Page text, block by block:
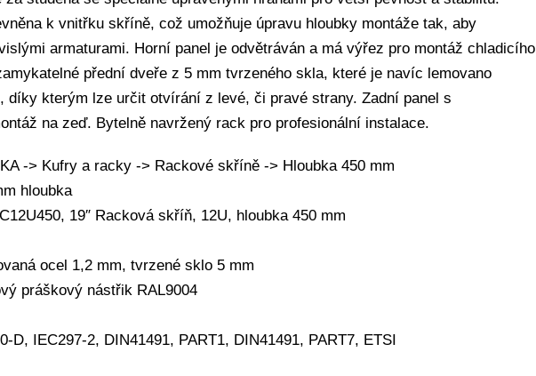
k vnitřku skříně, což umožňuje úpravu hloubky montáže tak, aby
armaturami. Horní panel je odvětráván a má výřez pro montáž chladicího
přední dveře z 5 mm tvrzeného skla, které je navíc lemovano
díky kterým lze určit otvírání z levé, či pravé strany. Zadní panel s
na zeď. Bytelně navržený rack pro profesionální instalace.
-> Kufry a racky -> Rackové skříně -> Hloubka 450 mm
hloubka
19″ Racková skříň, 12U, hloubka 450 mm
ocel 1,2 mm, tvrzené sklo 5 mm
práškový nástřik RAL9004
D, IEC297-2, DIN41491, PART1, DIN41491, PART7, ETSI